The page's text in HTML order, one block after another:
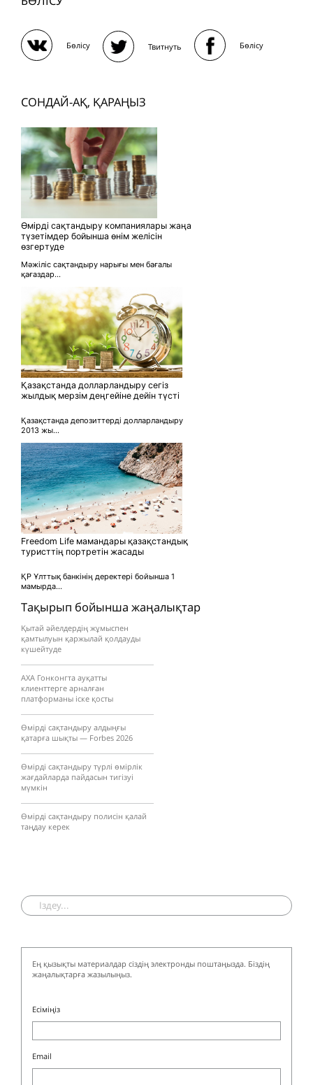
Тақырып бойынша жаңалықтар
Қытай әйелдердің жұмыспен
қамтылуын қаржылай қолдауды
күшейтуде
AXA Гонконгта ауқатты
клиенттерге арналған
платформаны іске қосты
Өмірді сақтандыру алдыңғы
қатарға шықты — Forbes 2026
Өмірді сақтандыру түрлі өмірлік
жағдайларда пайдасын тигізуі
мүмкін
Өмірді сақтандыру полисін қалай
таңдау керек
Бөлісу Твитнуть Бөлісу
СОНДАЙ-АҚ, ҚАРАҢЫЗ
Өмірді сақтандыру компаниялары жаңа
түзетімдер бойынша өнім желісін
өзгертуде
Мәжіліс сақтандыру нарығы мен бағалы
қағаздар...
Қазақстанда долларландыру сегіз
жылдық мерзім деңгейіне дейін түсті
Қазақстанда депозиттерді долларландыру
2013 жы...
Freedom Life мамандары қазақстандық
туристтің портретін жасады
ҚР Ұлттық банкінің деректері бойынша 1
мамырда...
Ең қызықты материалдар сіздің электронды поштаңызда. Біздің
жаңалықтарға жазылыңыз.
Есіміңіз
Email